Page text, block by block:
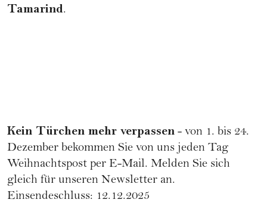
Tamarind.
Kein Türchen mehr verpassen - von 1. bis 24.
Dezember bekommen Sie von uns jeden Tag
Weihnachtspost per E-Mail. Melden Sie sich
gleich für unseren Newsletter an.
Einsendeschluss: 12.12.2025